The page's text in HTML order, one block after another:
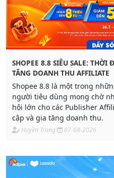
SHOPEE 8.8 SIÊU SALE: THỜI
TĂNG DOANH THU AFFILIATE
Shopee 8.8 là một trong
người tiêu dùng mong chờ
hội lớn cho các Publisher
cập và gia tăng doanh thu.
Huyền Trang 07-08-2026